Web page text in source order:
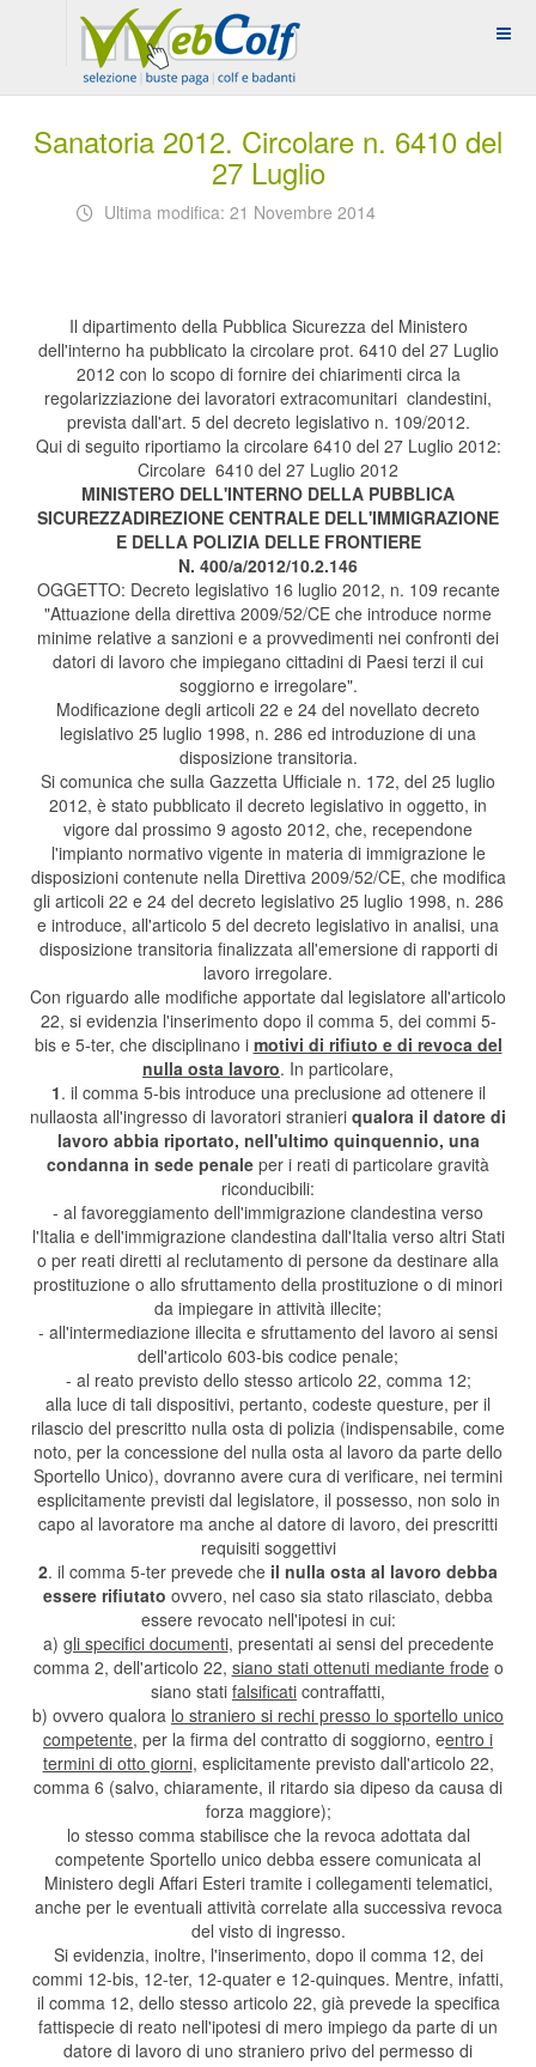
Sanatoria 2012. Circolare n. 6410 del
27 Luglio
Ultima modifica: 21 Novembre 2014
Il dipartimento della Pubblica Sicurezza del Ministero
dell'interno ha pubblicato la circolare prot. 6410 del 27 Luglio
2012 con lo scopo di fornire dei chiarimenti circa la
regolarizziazione dei lavoratori extracomunitari clandestini,
prevista dall'art. 5 del decreto legislativo n. 109/2012.
Qui di seguito riportiamo la circolare 6410 del 27 Luglio 2012:
Circolare 6410 del 27 Luglio 2012
MINISTERO DELL'INTERNO DELLA PUBBLICA
SICUREZZADIREZIONE CENTRALE DELL'IMMIGRAZIONE
E DELLA POLIZIA DELLE FRONTIERE
N. 400/a/2012/10.2.146
OGGETTO: Decreto legislativo 16 luglio 2012, n. 109 recante
"Attuazione della direttiva 2009/52/CE che introduce norme
minime relative a sanzioni e a provvedimenti nei confronti dei
datori di lavoro che impiegano cittadini di Paesi terzi il cui
soggiorno e irregolare".
Modificazione degli articoli 22 e 24 del novellato decreto
legislativo 25 luglio 1998, n. 286 ed introduzione di una
disposizione transitoria.
Si comunica che sulla Gazzetta Ufficiale n. 172, del 25 luglio
2012, è stato pubblicato il decreto legislativo in oggetto, in
vigore dal prossimo 9 agosto 2012, che, recependone
l'impianto normativo vigente in materia di immigrazione le
disposizioni contenute nella Direttiva 2009/52/CE, che modifica
gli articoli 22 e 24 del decreto legislativo 25 luglio 1998, n. 286
e introduce, all'articolo 5 del decreto legislativo in analisi, una
disposizione transitoria finalizzata all'emersione di rapporti di
lavoro irregolare.
Con riguardo alle modifiche apportate dal legislatore all'articolo
22, si evidenzia l'inserimento dopo il comma 5, dei commi 5-
bis e 5-ter, che disciplinano i motivi di rifiuto e di revoca del
nulla osta lavoro. In particolare,
1. il comma 5-bis introduce una preclusione ad ottenere il
nullaosta all'ingresso di lavoratori stranieri qualora il datore di
lavoro abbia riportato, nell'ultimo quinquennio, una
condanna in sede penale per i reati di particolare gravità
riconducibili:
- al favoreggiamento dell'immigrazione clandestina verso
l'Italia e dell'immigrazione clandestina dall'Italia verso altri Stati
o per reati diretti al reclutamento di persone da destinare alla
prostituzione o allo sfruttamento della prostituzione o di minori
da impiegare in attività illecite;
- all'intermediazione illecita e sfruttamento del lavoro ai sensi
dell'articolo 603-bis codice penale;
- al reato previsto dello stesso articolo 22, comma 12;
alla luce di tali dispositivi, pertanto, codeste questure, per il
rilascio del prescritto nulla osta di polizia (indispensabile, come
noto, per la concessione del nulla osta al lavoro da parte dello
Sportello Unico), dovranno avere cura di verificare, nei termini
esplicitamente previsti dal legislatore, il possesso, non solo in
capo al lavoratore ma anche al datore di lavoro, dei prescritti
requisiti soggettivi
2. il comma 5-ter prevede che il nulla osta al lavoro debba
essere rifiutato ovvero, nel caso sia stato rilasciato, debba
essere revocato nell'ipotesi in cui:
a) gli specifici documenti, presentati ai sensi del precedente
comma 2, dell'articolo 22, siano stati ottenuti mediante frodeo
siano stati falsificati contraffatti,
b) ovvero qualora lo straniero si rechi presso lo sportello unico
competente, per la firma del contratto di soggiorno, eentro i
termini di otto giorni, esplicitamente previsto dall'articolo 22,
comma 6 (salvo, chiaramente, il ritardo sia dipeso da causa di
forza maggiore);
lo stesso comma stabilisce che la revoca adottata dal
competente Sportello unico debba essere comunicata al
Ministero degli Affari Esteri tramite i collegamenti telematici,
anche per le eventuali attività correlate alla successiva revoca
del visto di ingresso.
Si evidenzia, inoltre, l'inserimento, dopo il comma 12, dei
commi 12-bis, 12-ter, 12-quater e 12-quinques. Mentre, infatti,
il comma 12, dello stesso articolo 22, già prevede la specifica
fattispecie di reato nell'ipotesi di mero impiego da parte di un
datore di lavoro di uno straniero privo del permesso di